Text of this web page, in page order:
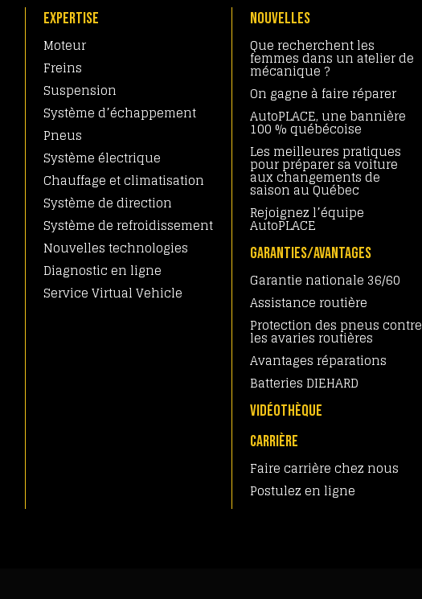
EXPERTISE
Moteur
Freins
Suspension
Système d’échappement
Pneus
Système électrique
Chauffage et climatisation
Système de direction
Système de refroidissement
Nouvelles technologies
Diagnostic en ligne
Service Virtual Vehicle
NOUVELLES
Que recherchent les
femmes dans un atelier de
mécanique ?
On gagne à faire réparer
AutoPLACE, une bannière
100 % québécoise
Les meilleures pratiques
pour préparer sa voiture
aux changements de
saison au Québec
Rejoignez l’équipe
AutoPLACE
GARANTIES/AVANTAGES
Garantie nationale 36/60
Assistance routière
Protection des pneus contre
les avaries routières
Avantages réparations
Batteries DIEHARD
VIDÉOTHÈQUE
CARRIÈRE
Faire carrière chez nous
Postulez en ligne